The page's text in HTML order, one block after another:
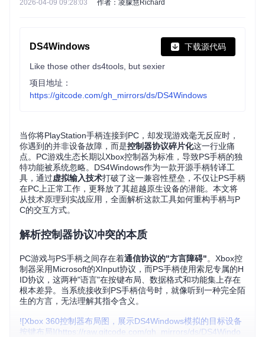
2026-04-09 09:28:03 作者：凌朦慧Richard
DS4Windows 下载源代码
Like those other ds4tools, but sexier
项目地址：
https://gitcode.com/gh_mirrors/ds/DS4Windows
当你将PlayStation手柄连接到PC，却发现游戏毫无反应时，
你遇到的并非设备故障，而是控制器协议碎片化这一行业痛
点。PC游戏生态长期以Xbox控制器为标准，导致PS手柄的独
特功能被系统忽略。DS4Windows作为一款开源手柄转译工
具，通过虚拟输入技术打破了这一兼容性壁垒，不仅让PS手柄
在PC上正常工作，更释放了其超越原生设备的潜能。本文将
从技术原理到实战应用，全面解析这款工具如何重构手柄与P
C的交互方式。
解析控制器协议冲突的本质
PC游戏与PS手柄之间存在着通信协议的"方言障碍"。Xbox控
制器采用Microsoft的XInput协议，而PS手柄使用索尼专属的H
ID协议，这两种"语言"在按键布局、数据格式和功能集上存在
根本差异。当系统接收到PS手柄信号时，就像听到一种完全陌
生的方言，无法理解其指令含义。
![Xbox 360控制器布局图，展示DS4Windows模拟的目标设备
按键布局](https://raw.gitcode.com/gh_mirrors/ds/DS4Windo